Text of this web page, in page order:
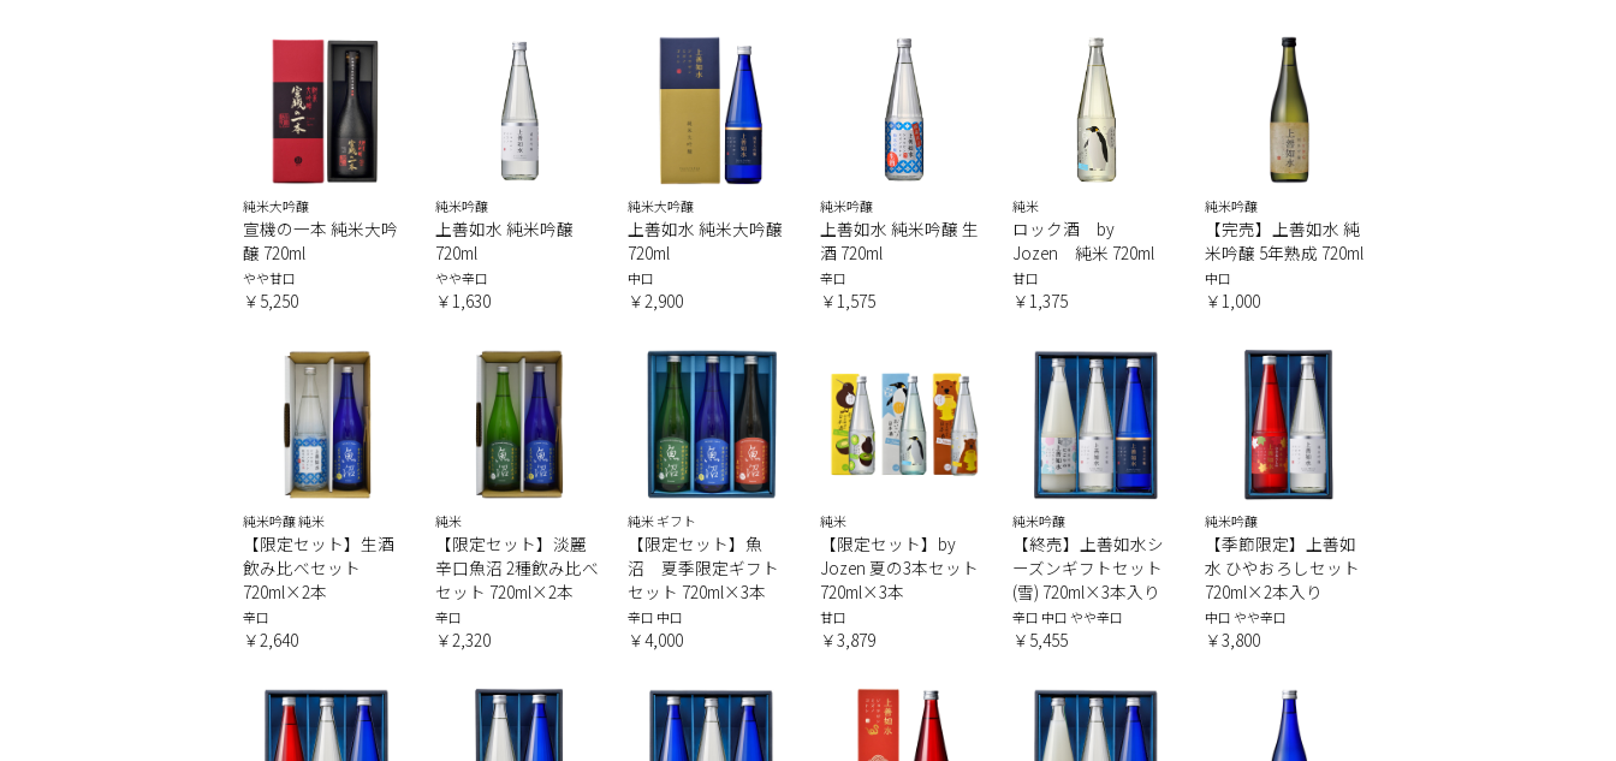
純米大吟醸
宣機の一本 純米大吟
醸 720ml
やや甘口
￥5,250
純米吟醸
上善如水 純米吟醸
720ml
やや辛口
￥1,630
純米大吟醸
上善如水 純米大吟醸
720ml
中口
￥2,900
純米吟醸
上善如水 純米吟醸 生
酒 720ml
辛口
￥1,575
純米
ロック酒 by
Jozen 純米 720ml
甘口
￥1,375
純米吟醸
【完売】上善如水 純
米吟醸 5年熟成 720ml
中口
￥1,000
純米吟醸 純米
【限定セット】生酒
飲み比べセット
720ml×2本
辛口
￥2,640
純米
【限定セット】淡麗
辛口魚沼 2種飲み比べ
セット 720ml×2本
辛口
￥2,320
純米 ギフト
【限定セット】魚
沼 夏季限定ギフト
セット 720ml×3本
辛口 中口
￥4,000
純米
【限定セット】by
Jozen 夏の3本セット
720ml×3本
甘口
￥3,879
純米吟醸
【終売】上善如水シ
ーズンギフトセット
(雪) 720ml×3本入り
辛口 中口 やや辛口
￥5,455
純米吟醸
【季節限定】上善如
水 ひやおろしセット
720ml×2本入り
中口 やや辛口
￥3,800